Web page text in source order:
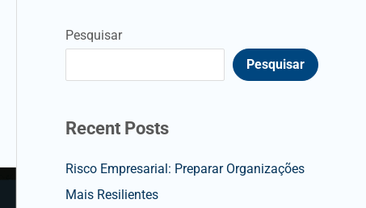
Pesquisar
Pesquisar
Recent Posts
Risco Empresarial: Preparar Organizações
Mais Resilientes